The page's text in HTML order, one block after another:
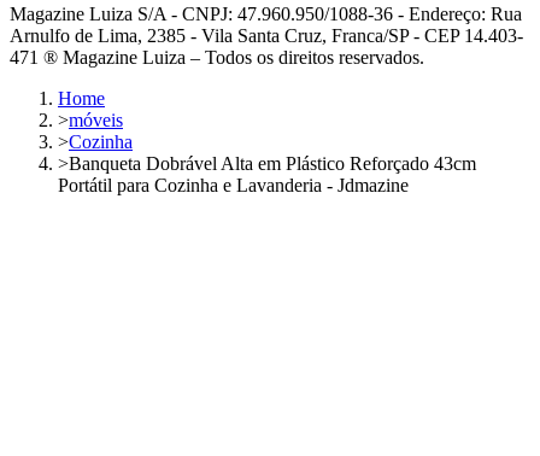
Magazine Luiza S/A - CNPJ: 47.960.950/1088-36 - Endereço: Rua
Arnulfo de Lima, 2385 - Vila Santa Cruz, Franca/SP - CEP 14.403-
471 ® Magazine Luiza – Todos os direitos reservados.
Home
>móveis
>Cozinha
>Banqueta Dobrável Alta em Plástico Reforçado 43cm
Portátil para Cozinha e Lavanderia - Jdmazine